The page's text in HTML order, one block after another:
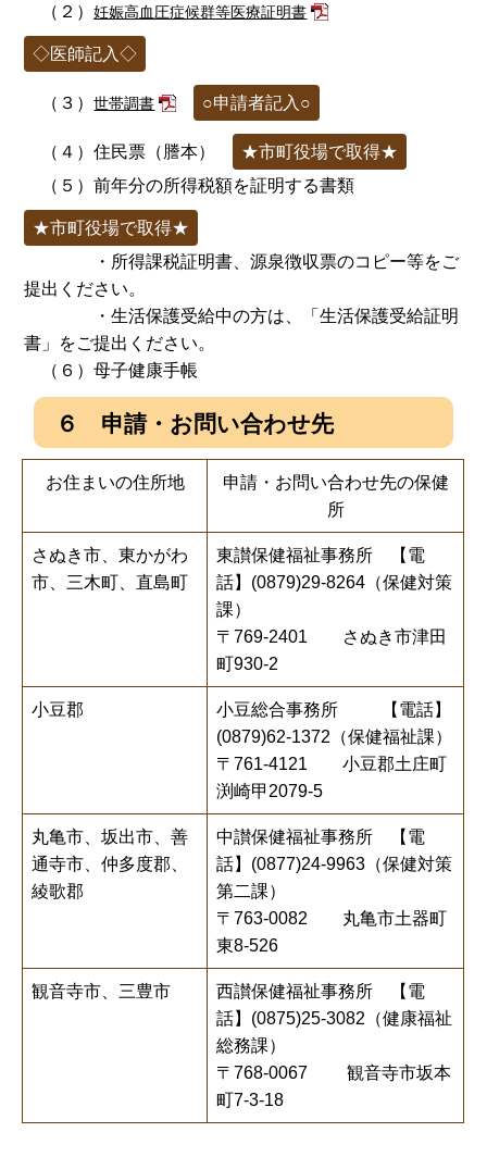
（２）妊娠高血圧症候群等医療証明書
◇医師記入◇
（３）世帯調書 ○申請者記入○
（４）住民票（謄本）
★市町役場で取得★
（５）前年分の所得税額を証明する書類
★市町役場で取得★
・所得課税証明書、源泉徴収票のコピー等をご
提出ください。
・生活保護受給中の方は、「生活保護受給証明
書」をご提出ください。
（６）母子健康手帳
６ 申請・お問い合わせ先
お住まいの住所地
申請・お問い合わせ先の保健
所
さぬき市、東かがわ
市、三木町、直島町
東讃保健福祉事務所 【電
話】(0879)29-8264（保健対策
課）
〒769-2401 さぬき市津田
町930-2
小豆郡
小豆総合事務所 【電話】
(0879)62-1372（保健福祉課）
〒761-4121 小豆郡土庄町
渕崎甲2079-5
丸亀市、坂出市、善
通寺市、仲多度郡、
綾歌郡
中讃保健福祉事務所 【電
話】(0877)24-9963（保健対策
第二課）
〒763-0082 丸亀市土器町
東8-526
観音寺市、三豊市
西讃保健福祉事務所 【電
話】(0875)25-3082（健康福祉
総務課）
〒768-0067 観音寺市坂本
町7-3-18